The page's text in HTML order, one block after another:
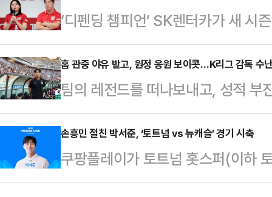
수상했다.2018-19시즌 팀의 통합
…
터 PBA 팀리그는 하림이 신규 구
시즌 만에 10개 구단 체제를 갖추
라 다가오는 새 시즌부터 프로무대
(21)을 비롯해 ‘당구신동’ 김영원
‘디펜딩 챔피언’ SK렌터카가 새 시
후보로 평가 받았다.PBA는 21일 ‘
축은행 PBA 팀리그 2025-26’ 미
승을 차지한 SK렌터카는 PBA 구
표를 받았다.SK렌터카 강동궁 주
다니엘 산체스(윌컴저축은행), 김
개 구단이 SK렌터카를 강력한 우
“지…
홈 관중 야유 받고, 원정 응원 보이콧…K리그 감독 수
팀의 레전드를 떠나보내고, 성적
든 비난을 홀로 감수해야 하는 감
서울월드컵경기장에서 열린 하나
산 HD의 맞대결에서는 좀처럼 보
기동 감독에게 야유를 보냈고, 울산
손흥민 절친 박서준, ‘토트넘 vs 뉴캐슬’ 경기 시축
쿠팡플레이가 토트넘 홋스퍼(이하
슬)가 맞붙는 ‘2025 쿠팡플레이 시